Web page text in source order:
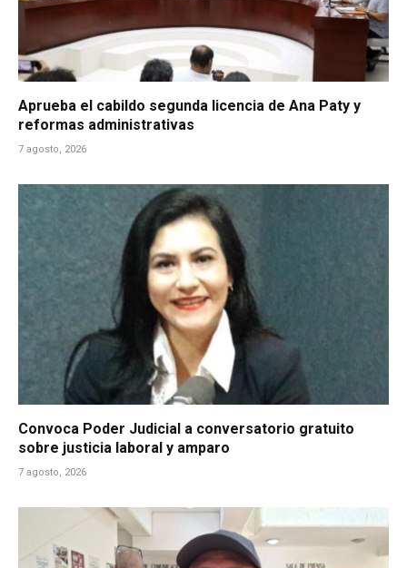
Aprueba el cabildo segunda licencia de Ana Paty y
reformas administrativas
7 agosto, 2026
Convoca Poder Judicial a conversatorio gratuito
sobre justicia laboral y amparo
7 agosto, 2026